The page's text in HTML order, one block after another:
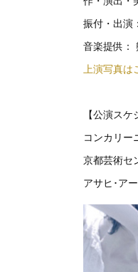
振付・出演
音楽提供：
上演写真は
【公演スケ
コンカリ
京都芸術
アサヒ･ア